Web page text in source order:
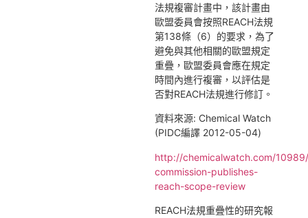
法規複審計畫中，該計畫由
歐盟委員會按照REACH法規
第138條（6）的要求，為了
避免與其他相關的歐盟規定
重疊，歐盟委員會應在規定
時間內進行複審，以評估是
否對REACH法規進行修訂。
資料來源: Chemical Watch
(PIDC編譯 2012-05-04)
http://chemicalwatch.com/
commission-publishes-
reach-scope-review
REACH法規重疊性的研究報